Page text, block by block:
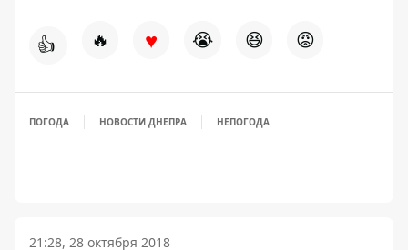
👍 🔥 ♥ 😭 😆 😡
ПОГОДА НОВОСТИ ДНЕПРА НЕПОГОДА
21:28, 28 октября 2018